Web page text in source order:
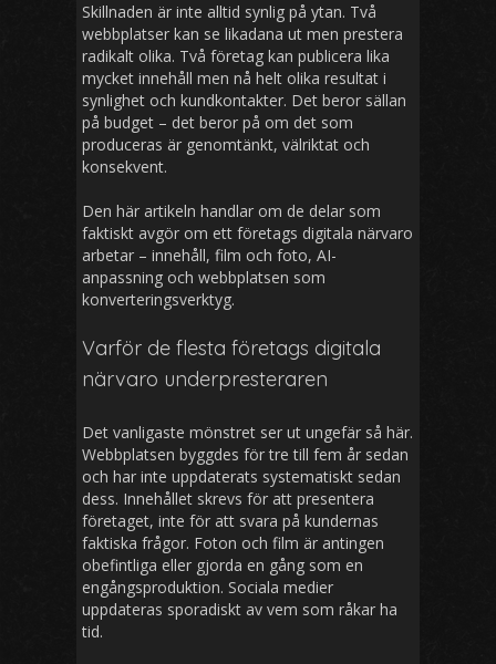
Skillnaden är inte alltid synlig på ytan. Två
webbplatser kan se likadana ut men prestera
radikalt olika. Två företag kan publicera lika
mycket innehåll men nå helt olika resultat i
synlighet och kundkontakter. Det beror sällan
på budget – det beror på om det som
produceras är genomtänkt, välriktat och
konsekvent.
Den här artikeln handlar om de delar som
faktiskt avgör om ett företags digitala närvaro
arbetar – innehåll, film och foto, AI-
anpassning och webbplatsen som
konverteringsverktyg.
Varför de flesta företags digitala
närvaro underpresteraren
Det vanligaste mönstret ser ut ungefär så här.
Webbplatsen byggdes för tre till fem år sedan
och har inte uppdaterats systematiskt sedan
dess. Innehållet skrevs för att presentera
företaget, inte för att svara på kundernas
faktiska frågor. Foton och film är antingen
obefintliga eller gjorda en gång som en
engångsproduktion. Sociala medier
uppdateras sporadiskt av vem som råkar ha
tid.